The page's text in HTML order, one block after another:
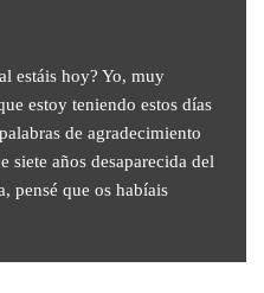
estáis hoy? Yo, muy
estoy teniendo estos días
de agradecimiento
siete años desaparecida del
pensé que os habíais